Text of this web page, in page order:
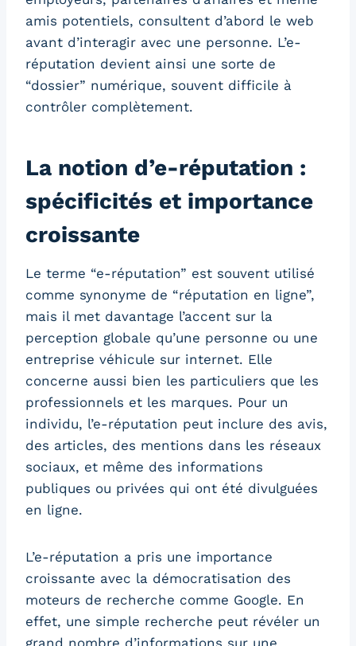
amis potentiels, consultent d’abord le web
avant d’interagir avec une personne. L’e-
réputation devient ainsi une sorte de
“dossier” numérique, souvent difficile à
contrôler complètement.
La notion d’e-réputation :
spécificités et importance
croissante
Le terme “e-réputation” est souvent utilisé
comme synonyme de “réputation en ligne”,
mais il met davantage l’accent sur la
perception globale qu’une personne ou une
entreprise véhicule sur internet. Elle
concerne aussi bien les particuliers que les
professionnels et les marques. Pour un
individu, l’e-réputation peut inclure des avis,
des articles, des mentions dans les réseaux
sociaux, et même des informations
publiques ou privées qui ont été divulguées
en ligne.
L’e-réputation a pris une importance
croissante avec la démocratisation des
moteurs de recherche comme Google. En
effet, une simple recherche peut révéler un